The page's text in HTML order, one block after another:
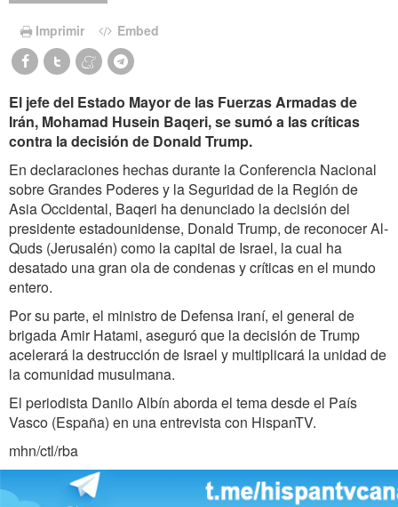
Imprimir Embed
El jefe del Estado Mayor de las Fuerzas Armadas de
Irán, Mohamad Husein Baqeri, se sumó a las críticas
contra la decisión de Donald Trump.
En declaraciones hechas durante la Conferencia Nacional
sobre Grandes Poderes y la Seguridad de la Región de
Asia Occidental, Baqeri ha denunciado la decisión del
presidente estadounidense, Donald Trump, de reconocer Al-
Quds (Jerusalén) como la capital de Israel, la cual ha
desatado una gran ola de condenas y críticas en el mundo
entero.
Por su parte, el ministro de Defensa iraní, el general de
brigada Amir Hatami, aseguró que la decisión de Trump
acelerará la destrucción de Israel y multiplicará la unidad de
la comunidad musulmana.
El periodista Danilo Albín aborda el tema desde el País
Vasco (España) en una entrevista con HispanTV.
mhn/ctl/rba